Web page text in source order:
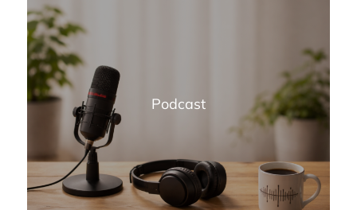
Podcast